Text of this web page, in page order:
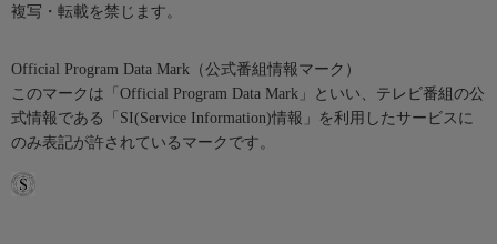
複写・転載を禁じます。
Official Program Data Mark（公式番組情報マーク）
このマークは「Official Program Data Mark」といい、テレビ番組の公
式情報である「SI(Service Information)情報」を利用したサービスに
のみ表記が許されているマークです。